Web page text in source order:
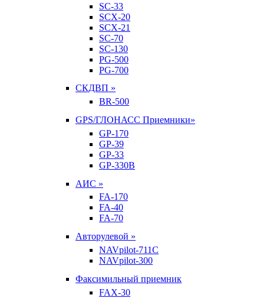
SC-33
SCX-20
SCX-21
SC-70
SC-130
PG-500
PG-700
СКДВП »
BR-500
GPS/ГЛОНАСС Приемники»
GP-170
GP-39
GP-33
GP-330B
АИС »
FA-170
FA-40
FA-70
Авторулевой »
NAVpilot-711С
NAVpilot-300
Факсимильный приемник
FAX-30